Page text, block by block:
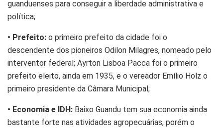
guanduenses para conseguir a liberdade administrativa e
política;
• Prefeito: o primeiro prefeito da cidade foi o
descendente dos pioneiros Odilon Milagres, nomeado pelo
interventor federal; Ayrton Lisboa Pacca foi o primeiro
prefeito eleito, ainda em 1935, e o vereador Emílio Holz o
primeiro presidente da Câmara Municipal;
• Economia e IDH: Baixo Guandu tem sua economia ainda
bastante forte nas atividades agropecuárias, porém o